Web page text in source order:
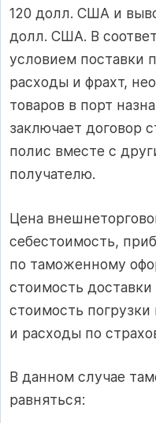
120 долл. США и
долл. США. В
условием поставки
расходы и фрахт,
товаров в порт
заключает договор
полис вместе с
получателю.
Цена
себестоимость,
по таможенному
стоимость
стоимость погрузки
и расходы по
В данном случае
равняться: